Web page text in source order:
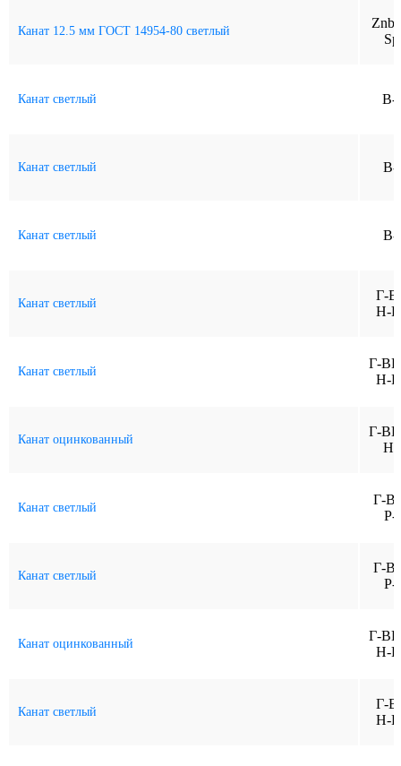
Канат 12.5 мм ГОСТ 14954-80 светлый
Канат светлый В-
Канат светлый В-
Канат светлый В-
Канат светлый
Г-
Н-
Канат светлый
Г-
Н-
Канат оцинкованный
Г-
Н-
Канат светлый
Г-
Р-
Канат светлый
Г-
Р-
Канат оцинкованный
Г-
Н-
Канат светлый
Г-
Н-